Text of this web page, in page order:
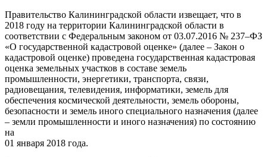
Правительство Калининградской области извещает, что в
2018 году на территории Калининградской области в
соответствии с Федеральным законом от 03.07.2016 № 237–ФЗ
«О государственной кадастровой оценке» (далее – Закон о
кадастровой оценке) проведена государственная кадастровая
оценка земельных участков в составе земель
промышленности, энергетики, транспорта, связи,
радиовещания, телевидения, информатики, земель для
обеспечения космической деятельности, земель обороны,
безопасности и земель иного специального назначения (далее
– земли промышленности и иного назначения) по состоянию
на
01 января 2018 года.